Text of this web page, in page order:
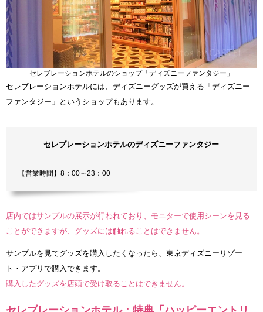
セレブレーションホテルのショップ「ディズニーファンタジー」
セレブレーションホテルには、ディズニーグッズが買える「ディズニー
ファンタジー」というショップもあります。
セレブレーションホテルのディズニーファンタジー
【営業時間】8：00～23：00
店内ではサンプルの展示が行われており、モニターで使用シーンを見る
ことができますが、グッズには触れることはできません。
サンプルを見てグッズを購入したくなったら、東京ディズニーリゾー
ト・アプリで購入できます。
購入したグッズを店頭で受け取ることはできません。